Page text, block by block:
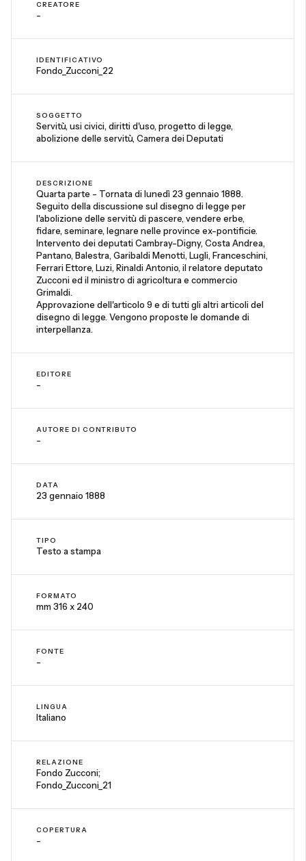
CREATORE
-
IDENTIFICATIVO
Fondo_Zucconi_22
SOGGETTO
Servitù, usi civici, diritti d'uso, progetto di legge,
abolizione delle servitù, Camera dei Deputati
DESCRIZIONE
Quarta parte - Tornata di lunedì 23 gennaio 1888.
Seguito della discussione sul disegno di legge per
l'abolizione delle servitù di pascere, vendere erbe,
fidare, seminare, legnare nelle province ex-pontificie.
Intervento dei deputati Cambray-Digny, Costa Andrea,
Pantano, Balestra, Garibaldi Menotti, Lugli, Franceschini,
Ferrari Ettore, Luzi, Rinaldi Antonio, il relatore deputato
Zucconi ed il ministro di agricoltura e commercio
Grimaldi.
Approvazione dell'articolo 9 e di tutti gli altri articoli del
disegno di legge. Vengono proposte le domande di
interpellanza.
EDITORE
-
AUTORE DI CONTRIBUTO
-
DATA
23 gennaio 1888
TIPO
Testo a stampa
FORMATO
mm 316 x 240
FONTE
-
LINGUA
Italiano
RELAZIONE
Fondo Zucconi;
Fondo_Zucconi_21
COPERTURA
-